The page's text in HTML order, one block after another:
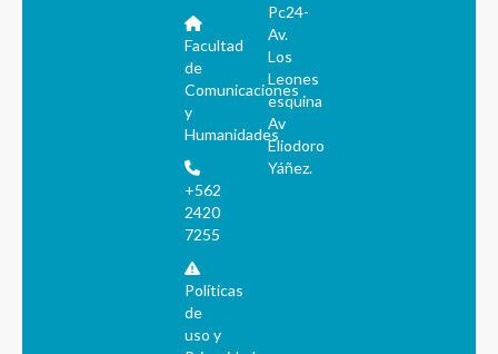
Facultad
de
Comunicaciones
y
Humanidades
+562
2420
7255
Políticas
de
uso y
Pc24-
Av.
Los
Leones
esquina
Av
Eliodoro
Yáñez.